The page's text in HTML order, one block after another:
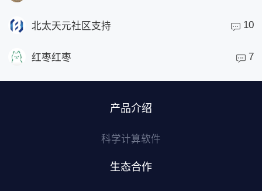
北太天元社区支持 10
红枣红枣 7
产品介绍
科学计算软件
生态合作